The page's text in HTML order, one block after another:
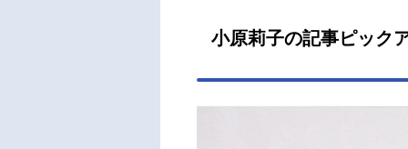
小原莉子の記事ピック